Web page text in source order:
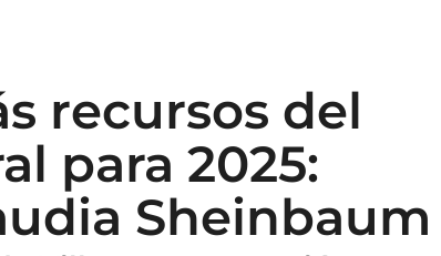
recursos del
para 2025:
Sheinbaum